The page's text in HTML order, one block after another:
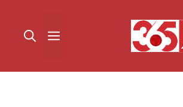
القائمة